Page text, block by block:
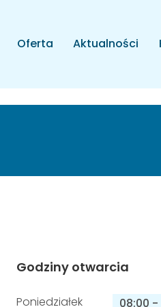
Oferta Aktualności
Godziny otwarcia
Poniedziałek 08:00 -